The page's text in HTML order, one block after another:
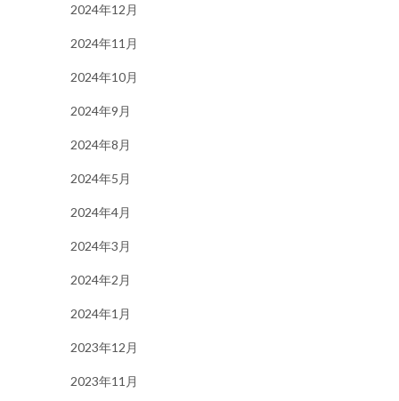
2024年12月
2024年11月
2024年10月
2024年9月
2024年8月
2024年5月
2024年4月
2024年3月
2024年2月
2024年1月
2023年12月
2023年11月